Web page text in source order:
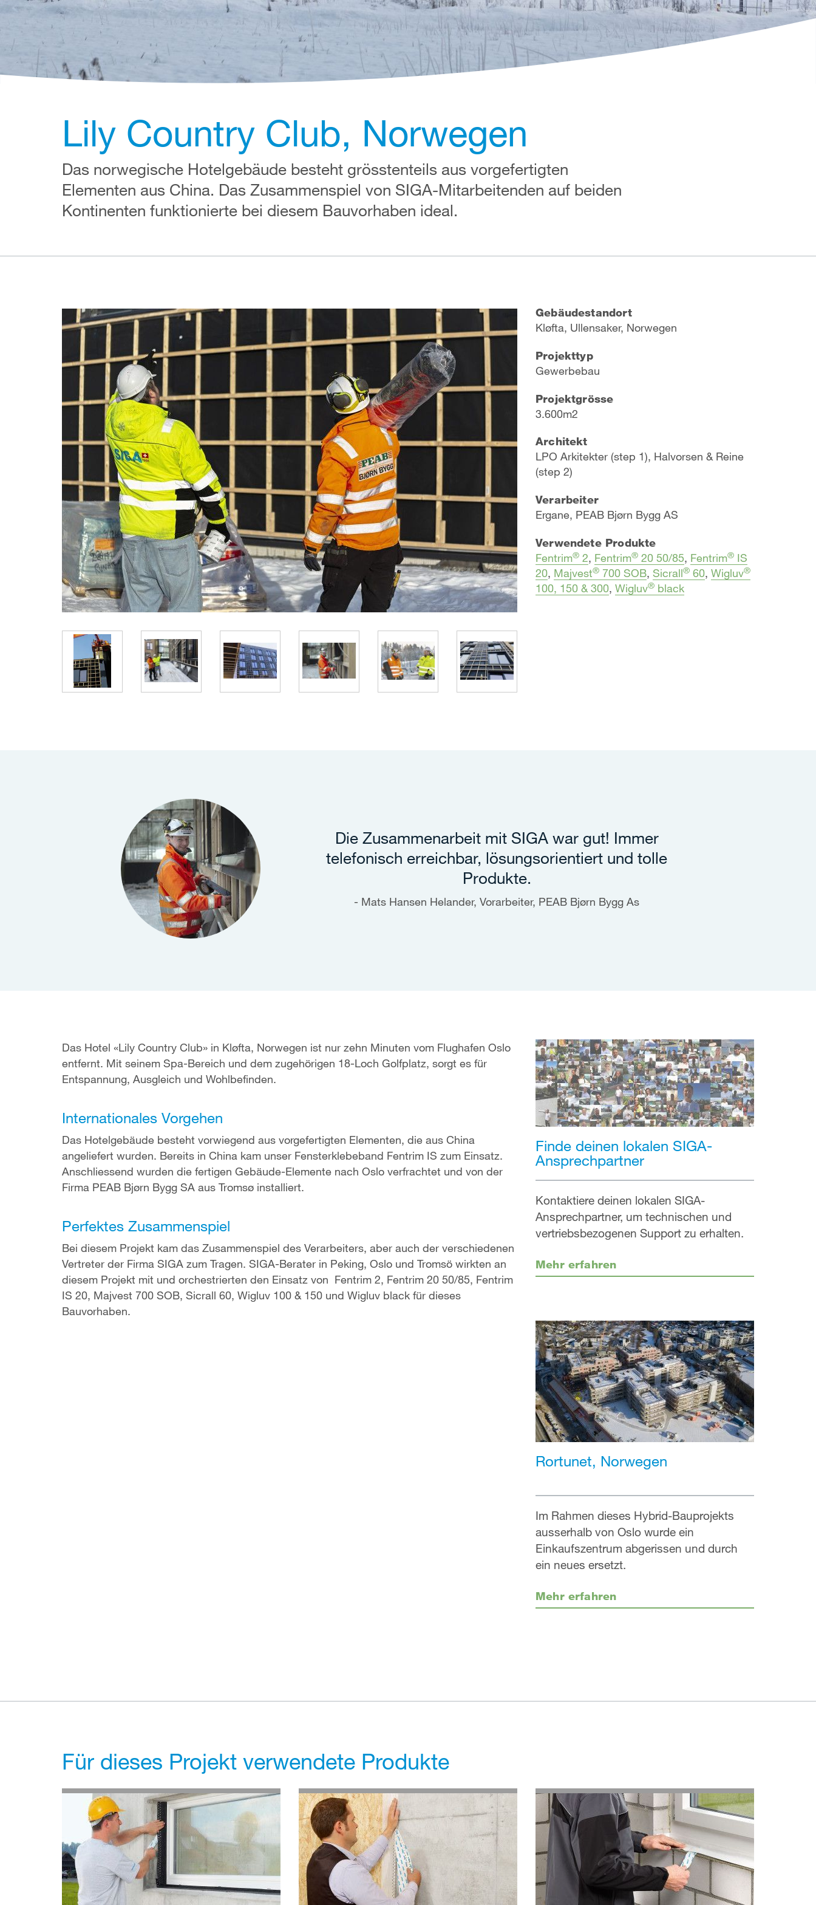
Lily Country Club, Norwegen
Das norwegische Hotelgebäude besteht grösstenteils aus vorgefertigten
Elementen aus China. Das Zusammenspiel von SIGA-Mitarbeitenden auf beiden
Kontinenten funktionierte bei diesem Bauvorhaben ideal.
Gebäudestandort
​Kløfta, Ullensaker, Norwegen
Projekttyp
Gewerbebau
Projektgrösse
3.600m2
Architekt
LPO Arkitekter (step 1), Halvorsen & Reine
(step 2)
Verarbeiter
Ergane, PEAB Bjørn Bygg AS
Verwendete Produkte
Fentrim® 2, Fentrim® 20 50/85, Fentrim® IS
20, Majvest® 700 SOB, Sicrall® 60, Wigluv®
100, 150 & 300, Wigluv® black
Die Zusammenarbeit mit SIGA war gut! Immer
telefonisch erreichbar, lösungsorientiert und tolle
Produkte.
Mats Hansen Helander, Vorarbeiter, PEAB Bjørn Bygg As
Das Hotel «Lily Country Club» in Kløfta, Norwegen ist nur zehn Minuten vom Flughafen Oslo
entfernt. Mit seinem Spa-Bereich und dem zugehörigen 18-Loch Golfplatz, sorgt es für
Entspannung, Ausgleich und Wohlbefinden.
Internationales Vorgehen
Das Hotelgebäude besteht vorwiegend aus vorgefertigten Elementen, die aus China
angeliefert wurden. Bereits in China kam unser Fensterklebeband Fentrim IS zum Einsatz.
Anschliessend wurden die fertigen Gebäude-Elemente nach Oslo verfrachtet und von der
Firma PEAB Bjørn Bygg SA aus Tromsø installiert.
Perfektes Zusammenspiel
Bei diesem Projekt kam das Zusammenspiel des Verarbeiters, aber auch der verschiedenen
Vertreter der Firma SIGA zum Tragen. SIGA-Berater in Peking, Oslo und Tromsö wirkten an
diesem Projekt mit und orchestrierten den Einsatz von Fentrim 2, Fentrim 20 50/85, Fentrim
IS 20, Majvest 700 SOB, Sicrall 60, Wigluv 100 & 150 und Wigluv black für dieses
Bauvorhaben.
Finde deinen lokalen SIGA-
Ansprechpartner
Kontaktiere deinen lokalen SIGA-
Ansprechpartner, um technischen und
vertriebsbezogenen Support zu erhalten.
Mehr erfahren
Rortunet, Norwegen
Im Rahmen dieses Hybrid-Bauprojekts
ausserhalb von Oslo wurde ein
Einkaufszentrum abgerissen und durch
ein neues ersetzt.
Mehr erfahren
Für dieses Projekt verwendete Produkte